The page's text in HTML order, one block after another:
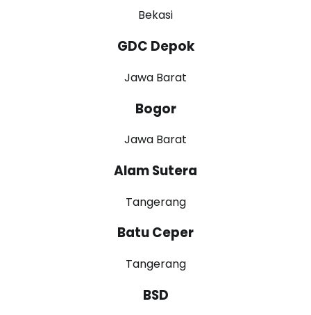
Bekasi
GDC Depok
Jawa Barat
Bogor
Jawa Barat
Alam Sutera
Tangerang
Batu Ceper
Tangerang
BSD